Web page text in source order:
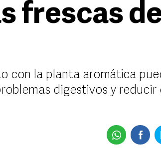
frescas de
con la planta aromática
digestivos y reducir